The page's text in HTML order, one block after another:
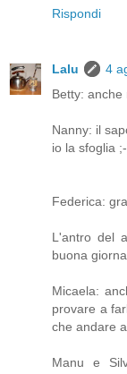
Rispondi
Lalu
4
Betty:
Nanny: il
io la sfoglia
Federica:
L'antro del
buona
Micaela:
provare a
che andare
Manu e